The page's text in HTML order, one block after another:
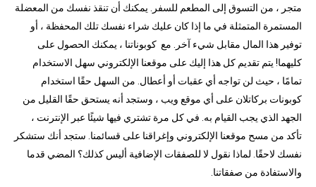
متجر ، من التسوق إلى المطعم للسفر. يمكنك أن تنقذ نفسك من المعضلة
المستمرة المتمثلة في ما إذا كان عليك شراء نفسك تلك المحفظة ، أو
توفير هذا المال مقابل شيء آخر. مع كوبوناتنا ، يمكنك الحصول على
كليهما! يتم تقديم كل هذا إليك على موقعنا الإلكتروني سهل الاستخدام
تمامًا ، حيث لن تواجه أي عقبات أو أعطال. من السهل حقًا استخدام
كوبونات بركاتلان على أي موقع ويب ، وستجد أنه يستحق حقًا القليل من
الجهد الذي يجب القيام به. في كل مرة تشتري فيها شيئًا عبر الإنترنت ،
تأكد من مسح موقعنا الإلكتروني وإغراقنا على قسائمنا. ستجد أنك ستشكر
نفسك لاحقًا. لماذا نقول لا للصفقات الإضافية أليس كذلك؟ المضي قدما
والاستفادة من صفقاتنا.